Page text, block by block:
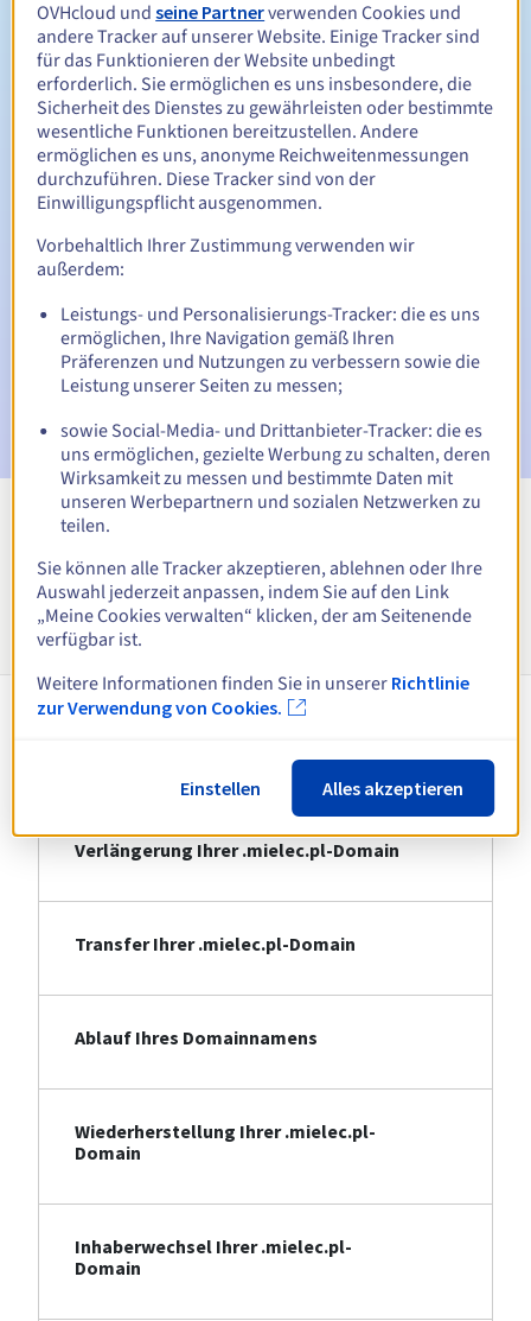
Verlängerungszeitraum Zwischen 1 und 10 Jahren
Rückgewinnungsfrist
Automatische Benachrichtigungen:
Warn-E-Mails: 60, 30, 15, 7 und 3 Tage vor dem
Ablaufdatum
E-Mail am Ablaufdatumzur Benachrichtigung über die
Sperrung des Domainnamens
E-Mail nach Ablauf der Rückgewinnungsfrist
Informationen zu .mielec.pl
Registrierung Ihrer .mielec.pl-Domain
Verlängerung Ihrer .mielec.pl-Domain
Transfer Ihrer .mielec.pl-Domain
Ablauf Ihres Domainnamens
Wiederherstellung Ihrer .mielec.pl-
Domain
Inhaberwechsel Ihrer .mielec.pl-
Domain
OVHcloud undseine Partnerverwenden Cookies und
andere Tracker auf unserer Website. Einige Tracker sind
für das Funktionieren der Website unbedingt
erforderlich. Sie ermöglichen es uns insbesondere, die
Sicherheit des Dienstes zu gewährleisten oder bestimmte
wesentliche Funktionen bereitzustellen. Andere
ermöglichen es uns, anonyme Reichweitenmessungen
durchzuführen. Diese Tracker sind von der
Einwilligungspflicht ausgenommen.
Vorbehaltlich Ihrer Zustimmung verwenden wir
außerdem:
Leistungs- und Personalisierungs-Tracker: die es uns
ermöglichen, Ihre Navigation gemäß Ihren
Präferenzen und Nutzungen zu verbessern sowie die
Leistung unserer Seiten zu messen;
sowie Social-Media- und Drittanbieter-Tracker: die es
uns ermöglichen, gezielte Werbung zu schalten, deren
Wirksamkeit zu messen und bestimmte Daten mit
unseren Werbepartnern und sozialen Netzwerken zu
teilen.
Sie können alle Tracker akzeptieren, ablehnen oder Ihre
Auswahl jederzeit anpassen, indem Sie auf den Link
„Meine Cookies verwalten“ klicken, der am Seitenende
verfügbar ist.
Weitere Informationen finden Sie in unserer Richtlinie
zur Verwendung von Cookies.
Einstellen Alles akzeptieren